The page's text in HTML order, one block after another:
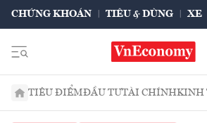
CHỨNG KHOÁN TIÊU & DÙNG XE
TIÊU ĐIỂMĐẦU TƯTÀI CHÍNHKINH